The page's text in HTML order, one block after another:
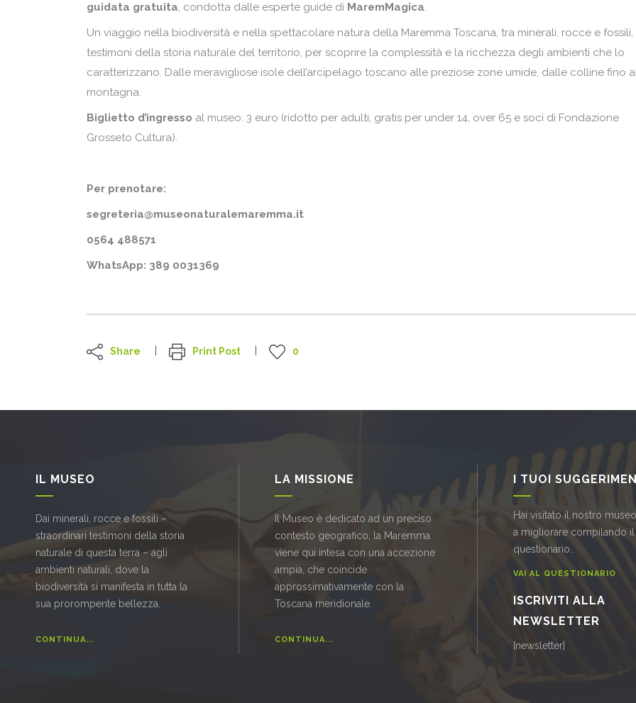
guidata gratuita, condotta dalle esperte guide di MaremMagica.
Un viaggio nella biodiversità e nella spettacolare natura della Maremma Toscana, tra minerali, rocce e fossili,
testimoni della storia naturale del territorio, per scoprire la complessità e la ricchezza degli ambienti che lo
caratterizzano. Dalle meravigliose isole dell’arcipelago toscano alle preziose zone umide, dalle colline fino
montagna.
Biglietto d’ingresso al museo: 3 euro (ridotto per adulti; gratis per under 14, over 65 e soci di Fondazione
Grosseto Cultura).
Per prenotare:
segreteria@museonaturalemaremma.it
0564 488571
WhatsApp: 389 0031369
Share Print Post 0
IL MUSEO
Dai minerali, rocce e fossili –
straordinari testimoni della storia
naturale di questa terra – agli
ambienti naturali, dove la
biodiversità si manifesta in tutta la
sua prorompente bellezza.
CONTINUA...
LA MISSIONE
Il Museo è dedicato ad un preciso
contesto geografico, la Maremma
viene qui intesa con una accezione
ampia, che coincide
approssimativamente con la
Toscana meridionale.
CONTINUA...
I TUOI
Hai visitato il nostro
a migliorare compilando il
questionario..
VAI AL QUESTIONARIO
ISCRIVITI ALLA
NEWSLETTER
[newsletter]